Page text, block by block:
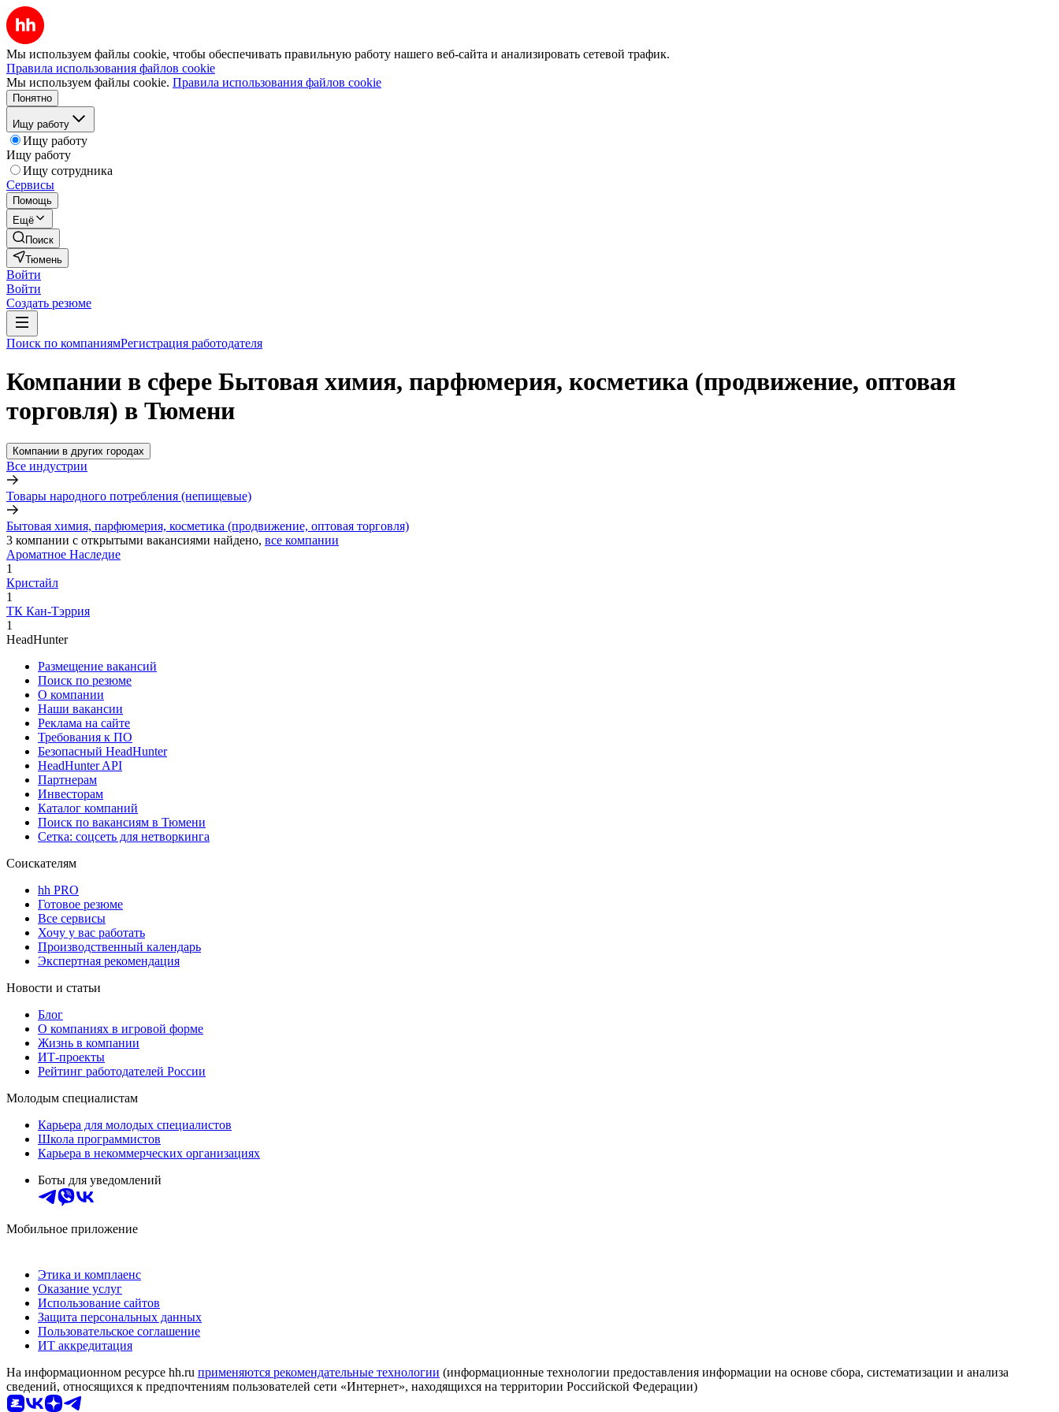
Мы используем файлы cookie, чтобы обеспечивать правильную работу нашего веб-сайта и анализировать сетевой трафик.
Правила использования файлов cookie
Мы используем файлы cookie. Правила использования файлов cookie
Понятно
Ищу работу
Ищу работу
Ищу работу
Ищу сотрудника
Сервисы
Помощь
Ещё
Поиск
Тюмень
Войти
Войти
Создать резюме
Поиск по компаниямРегистрация работодателя
Компании в сфере Бытовая химия, парфюмерия, косметика (продвижение, оптовая
торговля) в Тюмени
Компании в других городах
Все индустрии
Товары народного потребления (непищевые)
Бытовая химия, парфюмерия, косметика (продвижение, оптовая торговля)
3 компании с открытыми вакансиями найдено, все компании
Ароматное Наследие
1
Кристайл
1
ТК Кан-Тэррия
1
HeadHunter
Размещение вакансий
Поиск по резюме
О компании
Наши вакансии
Реклама на сайте
Требования к ПО
Безопасный HeadHunter
HeadHunter API
Партнерам
Инвесторам
Каталог компаний
Поиск по вакансиям в Тюмени
Сетка: соцсеть для нетворкинга
Соискателям
hh PRO
Готовое резюме
Все сервисы
Хочу у вас работать
Производственный календарь
Экспертная рекомендация
Новости и статьи
Блог
О компаниях в игровой форме
Жизнь в компании
ИТ-проекты
Рейтинг работодателей России
Молодым специалистам
Карьера для молодых специалистов
Школа программистов
Карьера в некоммерческих организациях
Боты для уведомлений
Мобильное приложение
Этика и комплаенс
Оказание услуг
Использование сайтов
Защита персональных данных
Пользовательское соглашение
ИТ аккредитация
На информационном ресурсе hh.ru применяются рекомендательные технологии (информационные технологии предоставления информации на основе сбора, систематизации и анализа
сведений, относящихся к предпочтениям пользователей сети «Интернет», находящихся на территории Российской Федерации)